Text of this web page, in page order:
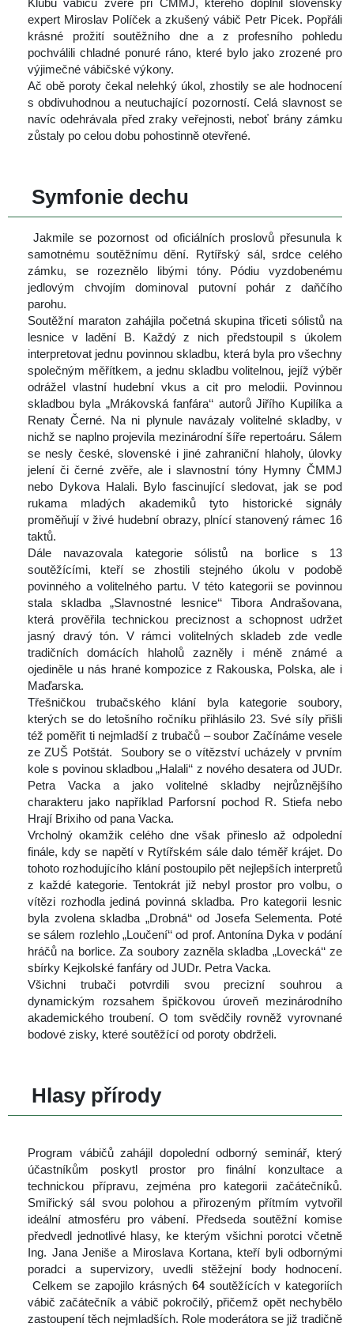
Klubu vábičů zvěře při ČMMJ, kterého doplnil slovenský
expert Miroslav Políček a zkušený vábič Petr Picek. Popřáli
krásné prožití soutěžního dne a z profesního pohledu
pochválili chladné ponuré ráno, které bylo jako zrozené pro
výjimečné vábičské výkony.
Ač obě poroty čekal nelehký úkol, zhostily se ale hodnocení
obdivuhodnou a neutuchající pozorností. Celá slavnost se
navíc odehrávala před zraky veřejnosti, neboť brány zámku
zůstaly po celou dobu pohostinně otevřené.
Symfonie dechu
Jakmile se pozornost od oficiálních proslovů přesunula k
amotnému soutěžnímu dění. Rytířský sál, srdce celého
zámku, se rozeznělo libými tóny. Pódiu vyzdobenému
jedlovým chvojím dominoval putovní pohár z daňčího
parohu.
Soutěžní maraton zahájila početná skupina třiceti sólistů na
lesnice v ladění B. Každý z nich předstoupil s úkolem
interpretovat jednu povinnou skladbu, která byla pro všechny
polečným měřítkem, a jednu skladbu volitelnou, jejíž výběr
odrážel vlastní hudební vkus a cit pro melodii. Povinnou
kladbou byla „Mrákovská fanfára‘‘ autorů Jiřího Kupilíka a
Renaty Černé. Na ni plynule navázaly volitelné skladby, v
nichž se naplno projevila mezinárodní šíře repertoáru. Sálem
e nesly české, slovenské i jiné zahraniční hlaholy, úlovky
jelení či černé zvěře, ale i slavnostní tóny Hymny ČMMJ
nebo Dykova Halali. Bylo fascinující sledovat, jak se pod
rukama mladých akademiků tyto historické signály
proměňují v živé hudební obrazy, plnící stanovený rámec 16
taktů.
Dále navazovala kategorie sólistů na borlice s 13
outěžícími, kteří se zhostili stejného úkolu v podobě
povinného a volitelného partu. V této kategorii se povinnou
tala skladba „Slavnostné lesnice‘‘ Tibora Andrašovana,
která prověřila technickou preciznost a schopnost udržet
jasný dravý tón. V rámci volitelných skladeb zde vedle
tradičních domácích hlaholů zazněly i méně známé a
ojediněle u nás hrané kompozice z Rakouska, Polska, ale i
Maďarska.
Třešničkou trubačského klání byla kategorie soubory,
kterých se do letošního ročníku přihlásilo 23. Své síly přišli
též poměřit ti nejmladší z trubačů – soubor Začínáme vesele
ze ZUŠ Potštát. Soubory se o vítězství ucházely v prvním
kole s povinou skladbou „Halali‘‘ z nového desatera od JUDr.
Petra Vacka a jako volitelné skladby nejrůznějšího
charakteru jako například Parforsní pochod R. Stiefa nebo
Hrají Brixiho od pana Vacka.
Vrcholný okamžik celého dne však přineslo až odpolední
finále, kdy se napětí v Rytířském sále dalo téměř krájet. Do
tohoto rozhodujícího klání postoupilo pět nejlepších interpretů
z každé kategorie. Tentokrát již nebyl prostor pro volbu, o
vítězi rozhodla jediná povinná skladba. Pro kategorii lesnic
byla zvolena skladba „Drobná‘‘ od Josefa Selementa. Poté
e sálem rozlehlo „Loučení‘‘ od prof. Antonína Dyka v podání
hráčů na borlice. Za soubory zazněla skladba „Lovecká‘‘ ze
bírky Kejkolské fanfáry od JUDr. Petra Vacka.
Všichni trubači potvrdili svou precizní souhrou a
dynamickým rozsahem špičkovou úroveň mezinárodního
akademického troubení. O tom svědčily rovněž vyrovnané
bodové zisky, které soutěžící od poroty obdrželi.
Hlasy přírody
Program vábičů zahájil dopolední odborný seminář, který
účastníkům poskytl prostor pro finální konzultace a
technickou přípravu, zejména pro kategorii začátečníků.
Smiřický sál svou polohou a přirozeným přítmím vytvořil
ideální atmosféru pro vábení. Předseda soutěžní komise
předvedl jednotlivé hlasy, ke kterým všichni porotci včetně
Ing. Jana Jeniše a Miroslava Kortana, kteří byli odbornými
poradci a supervizory, uvedli stěžejní body hodnocení.
Celkem se zapojilo krásných 64 outěžících v kategoriích
vábič začátečník a vábič pokročilý, přičemž opět nechybělo
zastoupení těch nejmladších. Role moderátora se již tradičně